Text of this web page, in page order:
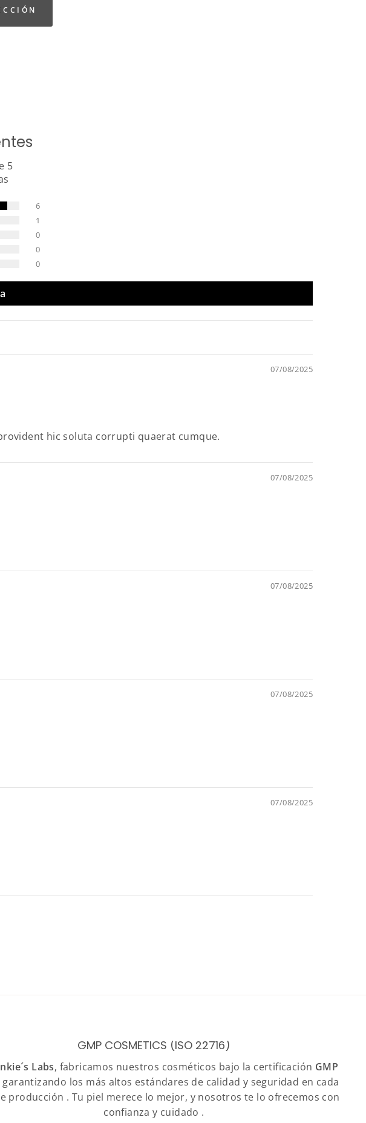
5
6
1
0
0
0
07/08/2025
hic soluta corrupti quaerat cumque.
07/08/2025
07/08/2025
07/08/2025
07/08/2025
GMP COSMETICS (ISO 22716)
Labs, fabricamos nuestros cosméticos bajo la certificación GMP
garantizando los más altos estándares de calidad y seguridad en cada
producción . Tu piel merece lo mejor, y nosotros te lo ofrecemos con
confianza y cuidado .